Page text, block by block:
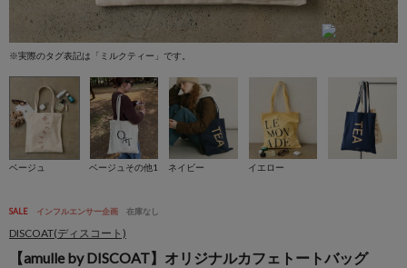
※実際のタグ表記は「ミルクティー」です。
ベージュ ベージュその他1 ネイビー イエロー
SALE インフルエンサー企画 在庫なし
DISCOAT(ディスコート)
【amulle by DISCOAT】オリジナルカフェトートバッグ